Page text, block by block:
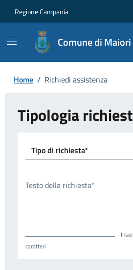
Regione Campania
Comune di Maiori
Home / Richiedi assistenza
Tipologia
Testo della richiesta*
caratteri